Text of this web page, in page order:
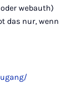
webauth)
das nur, wenn